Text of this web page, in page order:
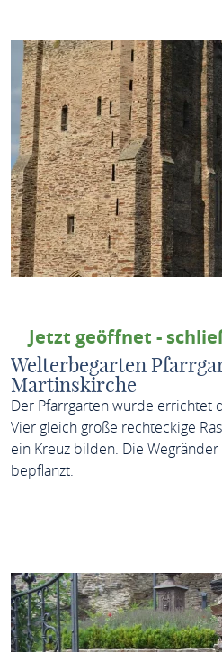
Jetzt geöffnet -
Welterbegarten
Martinskirche
Der Pfarrgarten wurde errichtet
Vier gleich große rechteckige
ein Kreuz bilden. Die
bepflanzt.